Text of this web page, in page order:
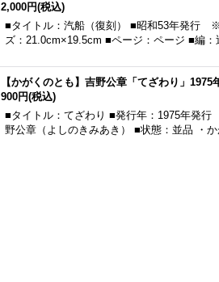
2,000円(税込)
■タイトル：汽船（復刻） ■昭和53年発行
ズ：21.0cm×19.5cm ■ページ：ページ ■編
【かがくのとも】吉野公章「てざわり」1975
900円(税込)
■タイトル：てざわり ■発行年：1975年発
野公章（よしのきみあき） ■状態：並品 ・